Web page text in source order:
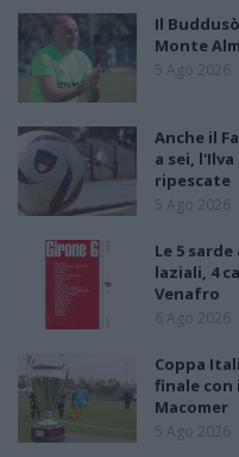
Il
Monte
5 Ago 2026
Anche il
a sei,
ripescate
5 Ago 2026
Le 5
laziali, 4
Venafro
6 Ago 2026
Coppa
finale con
Macomer
5 Ago 2026